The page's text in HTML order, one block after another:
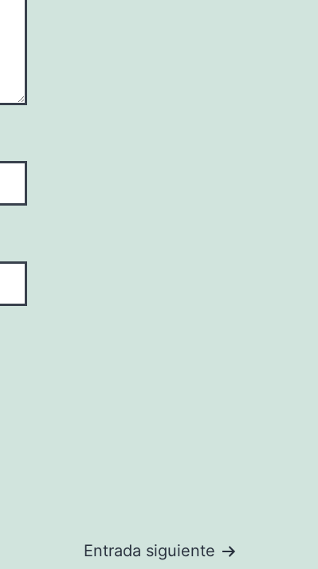
Entrada siguiente